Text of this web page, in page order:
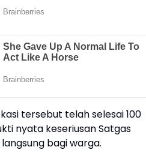
tersebut telah selesai 100
nyata keseriusan Satgas
bagi warga.